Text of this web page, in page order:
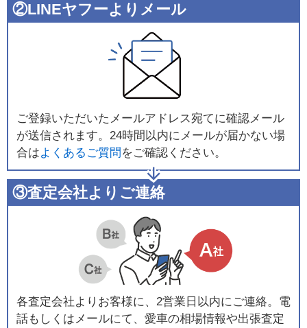
②LINEヤフーよりメール
ご登録いただいたメールアドレス宛てに確認メール
が送信されます。24時間以内にメールが届かない場
合はよくあるご質問 をご確認ください。
③査定会社よりご連絡
各査定会社よりお客様に、2営業日以内にご連絡。電
話もしくはメールにて、愛車の相場情報や出張査定